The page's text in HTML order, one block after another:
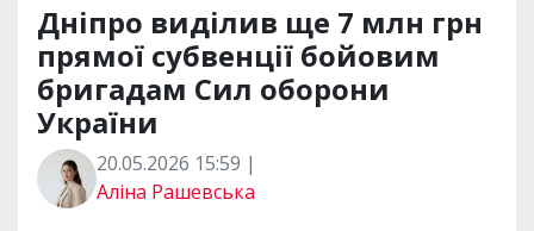
Дніпро виділив ще 7 млн грн
прямої субвенції бойовим
бригадам Сил оборони
України
20.05.2026 15:59 |
Аліна Рашевська